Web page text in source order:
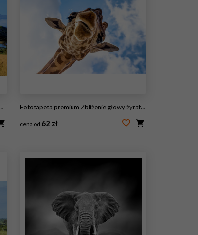
Fototapeta premium Zbliżenie głowy żyrafy podczas safari w RPA
cena od 62 zł